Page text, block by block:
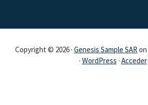
Copyright © 2026 · Genesis Sample SARon
· WordPress · Acceder